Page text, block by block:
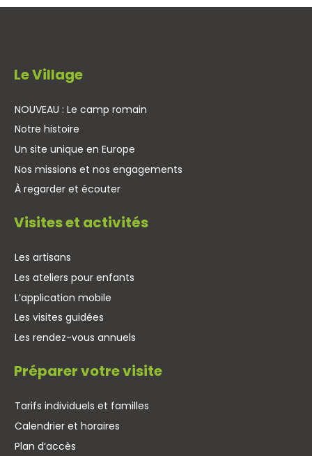
Le Village
NOUVEAU : Le camp romain
Notre histoire
Un site unique en Europe
Nos missions et nos engagements
À regarder et écouter
Visites et activités
Les artisans
Les ateliers pour enfants
L’application mobile
Les visites guidées
Les rendez-vous annuels
Préparer votre visite
Tarifs individuels et familles
Calendrier et horaires
Plan d’accès